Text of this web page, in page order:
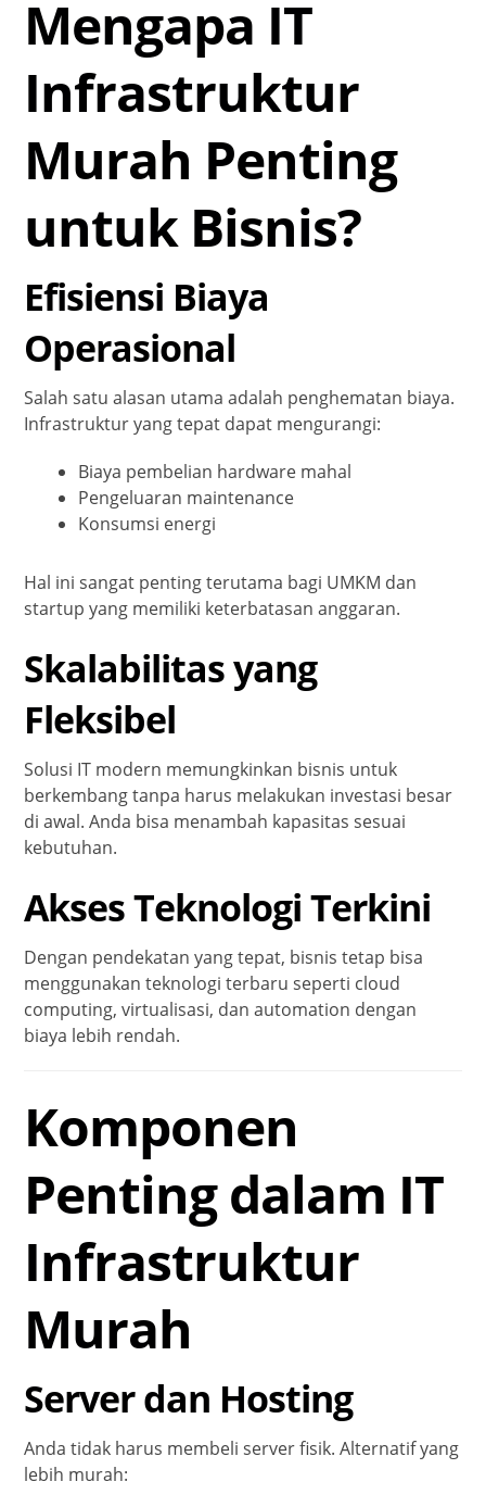
Mengapa IT
Infrastruktur
Murah Penting
untuk Bisnis?
Efisiensi Biaya
Operasional
Salah satu alasan utama adalah penghematan biaya.
Infrastruktur yang tepat dapat mengurangi:
Biaya pembelian hardware mahal
Pengeluaran maintenance
Konsumsi energi
Hal ini sangat penting terutama bagi UMKM dan
startup yang memiliki keterbatasan anggaran.
Skalabilitas yang
Fleksibel
Solusi IT modern memungkinkan bisnis untuk
berkembang tanpa harus melakukan investasi besar
di awal. Anda bisa menambah kapasitas sesuai
kebutuhan.
Akses Teknologi Terkini
Dengan pendekatan yang tepat, bisnis tetap bisa
menggunakan teknologi terbaru seperti cloud
computing, virtualisasi, dan automation dengan
biaya lebih rendah.
Komponen
Penting dalam IT
Infrastruktur
Murah
Server dan Hosting
Anda tidak harus membeli server fisik. Alternatif yang
lebih murah: